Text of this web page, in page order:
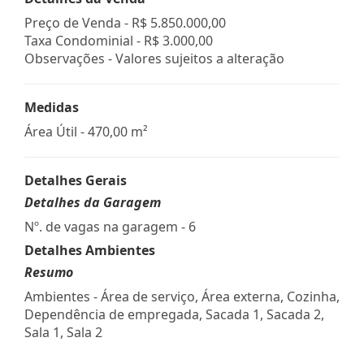
Preço de Venda - R$ 5.850.000,00
Taxa Condominial - R$ 3.000,00
Observações - Valores sujeitos a alteração
Medidas
Área Útil - 470,00 m²
Detalhes Gerais
Detalhes da Garagem
Nº. de vagas na garagem - 6
Detalhes Ambientes
Resumo
Ambientes - Área de serviço, Área externa, Cozinha,
Dependência de empregada, Sacada 1, Sacada 2,
Sala 1, Sala 2